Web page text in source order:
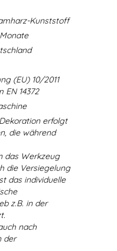
Kunststoff
(EU) 10/2011
EN 14372
erfolgt
die während
das Werkzeug
die Versiegelung
das individuelle
z.B. in der
nach
der